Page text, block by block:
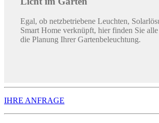
Egal, ob netzbetriebene Leuchten,
Smart Home verknüpft, hier finden Sie
die Planung Ihrer Gartenbeleuchtung.
IHRE ANFRAGE